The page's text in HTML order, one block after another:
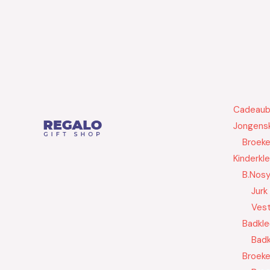
B.Nosy
Jurk
Vest